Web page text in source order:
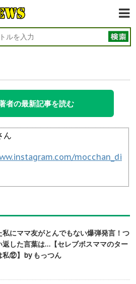
者の最新記事を読む
ん
mocchan_di
私にママ友がとんでもない爆弾発言！つ
返した言葉は…【セレブボスママのター
私⑫】by もっつん